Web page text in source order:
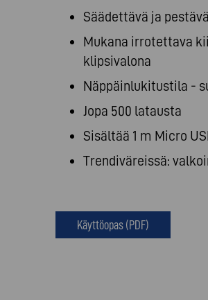
Säädettävä ja
Mukana irrotettava
klipsivalona
Näppäinlukitustila -
Jopa 500 latausta
Sisältää 1 m Micro
Trendiväreissä:
Käyttöopas (PDF)